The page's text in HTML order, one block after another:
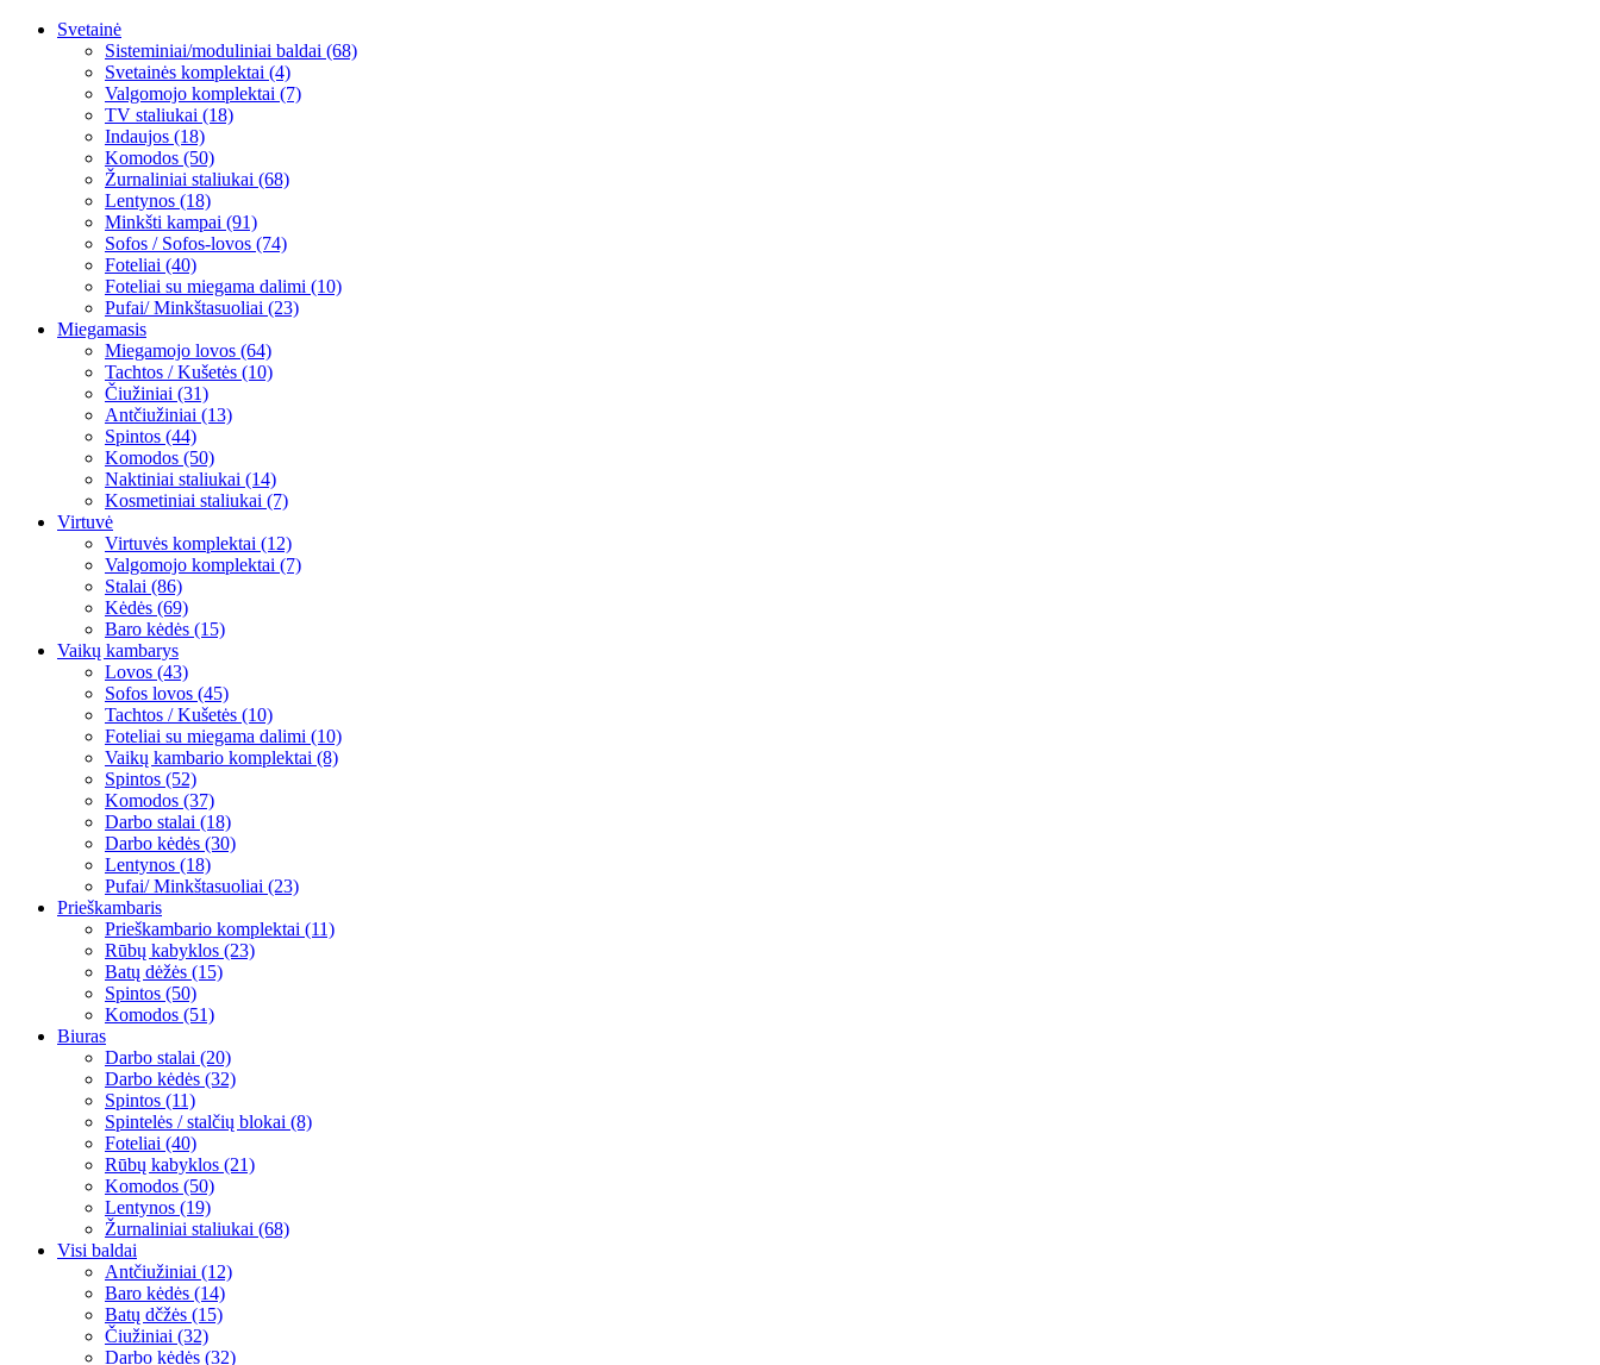
Svetainė
Sisteminiai/moduliniai baldai (68)
Svetainės komplektai (4)
Valgomojo komplektai (7)
TV staliukai (18)
Indaujos (18)
Komodos (50)
Žurnaliniai staliukai (68)
Lentynos (18)
Minkšti kampai (91)
Sofos / Sofos-lovos (74)
Foteliai (40)
Foteliai su miegama dalimi (10)
Pufai/ Minkštasuoliai (23)
Miegamasis
Miegamojo lovos (64)
Tachtos / Kušetės (10)
Čiužiniai (31)
Antčiužiniai (13)
Spintos (44)
Komodos (50)
Naktiniai staliukai (14)
Kosmetiniai staliukai (7)
Virtuvė
Virtuvės komplektai (12)
Valgomojo komplektai (7)
Stalai (86)
Kėdės (69)
Baro kėdės (15)
Vaikų kambarys
Lovos (43)
Sofos lovos (45)
Tachtos / Kušetės (10)
Foteliai su miegama dalimi (10)
Vaikų kambario komplektai (8)
Spintos (52)
Komodos (37)
Darbo stalai (18)
Darbo kėdės (30)
Lentynos (18)
Pufai/ Minkštasuoliai (23)
Prieškambaris
Prieškambario komplektai (11)
Rūbų kabyklos (23)
Batų dėžės (15)
Spintos (50)
Komodos (51)
Biuras
Darbo stalai (20)
Darbo kėdės (32)
Spintos (11)
Spintelės / stalčių blokai (8)
Foteliai (40)
Rūbų kabyklos (21)
Komodos (50)
Lentynos (19)
Žurnaliniai staliukai (68)
Visi baldai
Antčiužiniai (12)
Baro kėdės (14)
Batų dčžės (15)
Čiužiniai (32)
Darbo kėdės (32)